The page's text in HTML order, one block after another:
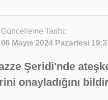
Güncelleme Tarihi:
06 Mayıs 2024 Pazartesi
Şeridi'nde
onayladığını